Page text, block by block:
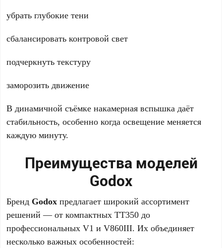
убрать глубокие тени
сбалансировать контровой свет
подчеркнуть текстуру
заморозить движение
В динамичной съёмке накамерная вспышка даёт
стабильность, особенно когда освещение меняется
каждую минуту.
Преимущества моделей
Godox
Бренд Godox предлагает широкий ассортимент
решений — от компактных TT350 до
профессиональных V1 и V860III. Их объединяет
несколько важных особенностей: